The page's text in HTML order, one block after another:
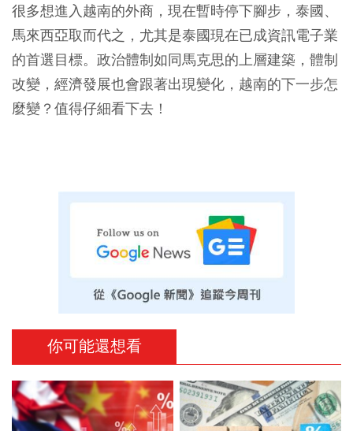
很多想進入越南的外商，現在暫時停下腳步，泰國、
馬來西亞取而代之，尤其是泰國現在已成資訊電子業
的首選目標。政治體制如同馬克思的上層建築，體制
改變，經濟發展也會跟著出現變化，越南的下一步怎
麼變？值得仔細看下去！
你可能還想看